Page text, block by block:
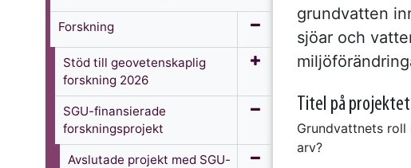
Forskning
Stöd till geovetenskaplig
forskning 2026
SGU-finansierade
forskningsprojekt
Avslutade projekt med SGU-
grundvatten
sjöar och
Titel på projektet
Grundvattnets
arv?